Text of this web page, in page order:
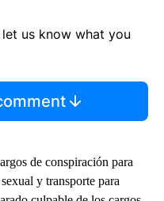
us know what you
de conspiración para
y transporte para